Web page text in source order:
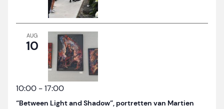
AUG
10
10:00 -17:00
“Between Light and Shadow”, portretten van Martien